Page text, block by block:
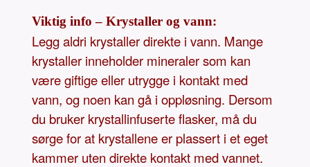
Viktig info – Krystaller og vann:
Legg aldri krystaller direkte i vann. Mange
krystaller inneholder mineraler som kan
være giftige eller utrygge i kontakt med
vann, og noen kan gå i oppløsning. Dersom
du bruker krystallinfuserte flasker, må du
sørge for at krystallene er plassert i et eget
kammer uten direkte kontakt med vannet.